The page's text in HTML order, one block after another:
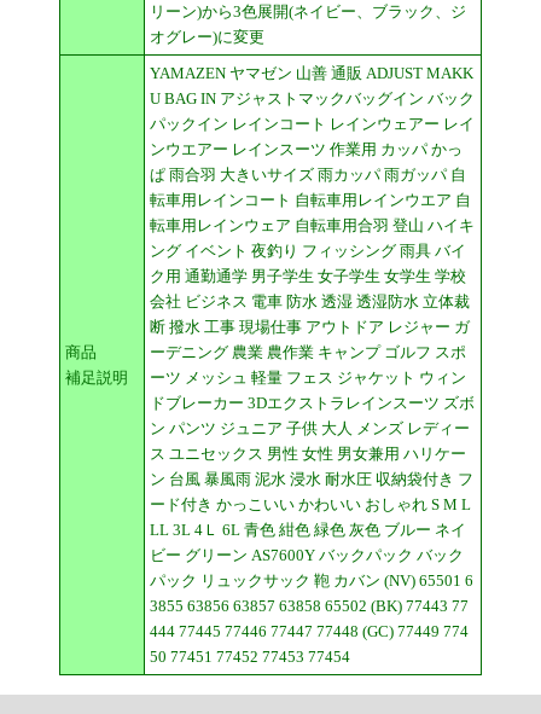
リーン)から3色展開(ネイビー、ブラック、ジ
オグレー)に変更
商品
補足説明
YAMAZEN ヤマゼン 山善 通販 ADJUST MAKK
U BAG IN アジャストマックバッグイン バック
パックイン レインコート レインウェアー レイ
ンウエアー レインスーツ 作業用 カッパ かっ
ぱ 雨合羽 大きいサイズ 雨カッパ 雨ガッパ 自
転車用レインコート 自転車用レインウエア 自
転車用レインウェア 自転車用合羽 登山 ハイキ
ング イベント 夜釣り フィッシング 雨具 バイ
ク用 通勤通学 男子学生 女子学生 女学生 学校
会社 ビジネス 電車 防水 透湿 透湿防水 立体裁
断 撥水 工事 現場仕事 アウトドア レジャー ガ
ーデニング 農業 農作業 キャンプ ゴルフ スポ
ーツ メッシュ 軽量 フェス ジャケット ウィン
ドブレーカー 3Dエクストラレインスーツ ズボ
ン パンツ ジュニア 子供 大人 メンズ レディー
ス ユニセックス 男性 女性 男女兼用 ハリケー
ン 台風 暴風雨 泥水 浸水 耐水圧 収納袋付き フ
ード付き かっこいい かわいい おしゃれ S M L
LL 3L 4Ｌ 6L 青色 紺色 緑色 灰色 ブルー ネイ
ビー グリーン AS7600Y バックパック バック
パック リュックサック 鞄 カバン (NV) 65501 6
3855 63856 63857 63858 65502 (BK) 77443 77
444 77445 77446 77447 77448 (GC) 77449 774
50 77451 77452 77453 77454